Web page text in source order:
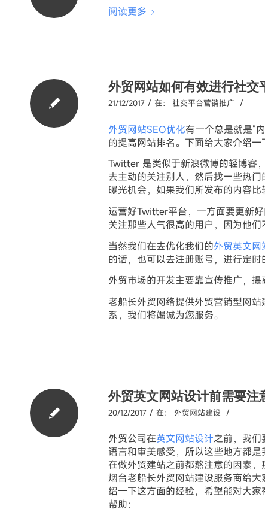
阅读更多
外贸网站如何有效进行社交
21/12/2017 / 在： 社交平台营销推广 /
外贸网站SEO优化有一个总是就是“
的提高网站排名。下面给大家介绍
Twitter 是类似于新浪微博的轻博客
去主动的关注别人，然后找一些热
曝光机会，如果我们所发布的内容
运营好Twitter平台，一方面要更新
关注那些人气很高的用户，因为他们
当然我们在去优化我们的外贸英文网
的话，也可以去注册账号，进行定时
外贸市场的开发主要靠宣传推广，
老船长外贸网络提供外贸营销型网
系，我们将竭诚为您服务。
外贸英文网站设计前需要注
20/12/2017 / 在： 外贸网站建设 /
外贸公司在英文网站设计之前，我
语言和审美感受，所以这些地方都是
在做外贸建站之前都熬注意的因素，
烟台老船长外贸网站建设服务商给大
绍一下这方面的经验，希望能对大家
帮助：